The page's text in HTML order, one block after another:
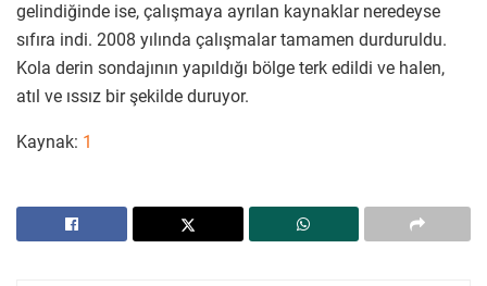
gelindiğinde ise, çalışmaya ayrılan kaynaklar neredeyse
sıfıra indi. 2008 yılında çalışmalar tamamen durduruldu.
Kola derin sondajının yapıldığı bölge terk edildi ve halen,
atıl ve ıssız bir şekilde duruyor.
Kaynak: 1